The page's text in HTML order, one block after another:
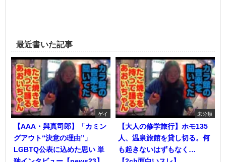
最近書いた記事
ゲイ
【AAA・與真司郎】「カミン
グアウト“決意の理由”」
LGBTQ公表に込めた思い 単
未分類
【大人の修学旅行】ホモ135
人、温泉旅館を貸し切る。何
も起きないはずもなく…